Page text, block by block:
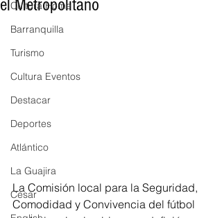
Cultura Home
Barranquilla
Turismo
Cultura Eventos
Destacar
Deportes
Atlántico
La Guajira
Cesar
el Metropolitano
La Comisión local para la Seguridad,
Comodidad y Convivencia del fútbol